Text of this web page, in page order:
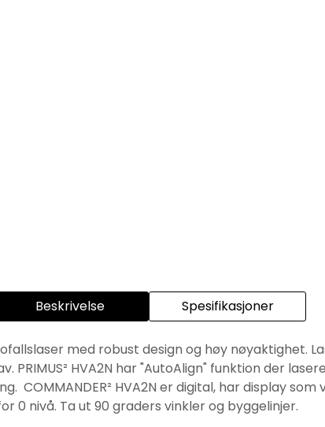
Beskrivelse Spesifikasjoner
med robust design og høy nøyaktighet.
HVA2N har "AutoAlign" funktion der
COMMANDER² HVA2N er digital, har display
0 nivå. Ta ut 90 graders vinkler og byggelinjer.